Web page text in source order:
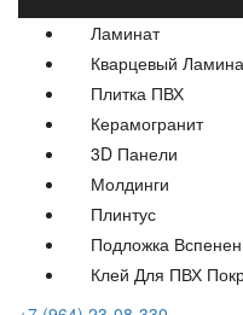
Ламинат
Кварцевый
Плитка ПВХ
Керамогранит
3D Панели
Молдинги
Плинтус
Подложка
Клей Для ПВХ